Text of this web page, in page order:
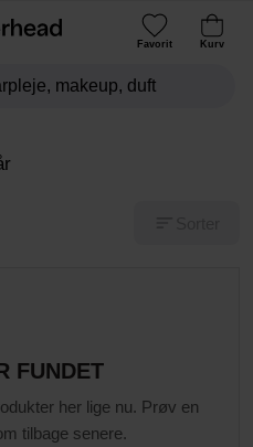
Favorit Kurv
FUNDET
her lige nu. Prøv en
tilbage senere.